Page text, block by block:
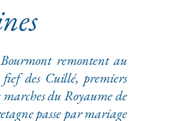
remontent au
fief des Cuillé, premiers
marches du Royaume de
passe par mariage